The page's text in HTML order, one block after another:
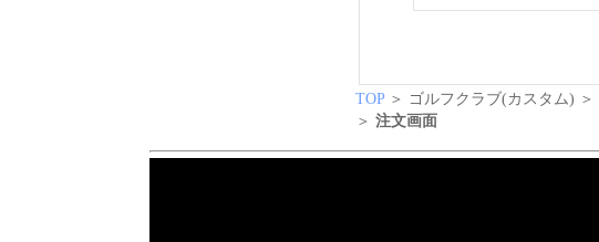
TOP ＞ ゴルフクラブ(カスタム) ＞
＞ 注文画面